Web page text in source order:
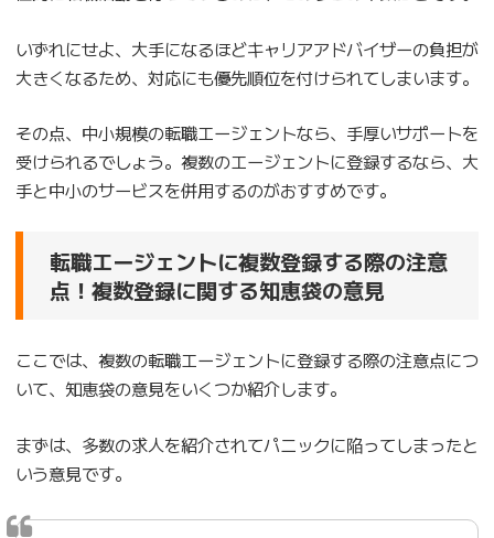
いずれにせよ、大手になるほどキャリアアドバイザーの負担が
大きくなるため、対応にも優先順位を付けられてしまいます。
その点、中小規模の転職エージェントなら、手厚いサポートを
受けられるでしょう。複数のエージェントに登録するなら、大
手と中小のサービスを併用するのがおすすめです。
転職エージェントに複数登録する際の注意
点！複数登録に関する知恵袋の意見
ここでは、複数の転職エージェントに登録する際の注意点につ
いて、知恵袋の意見をいくつか紹介します。
まずは、多数の求人を紹介されてパニックに陥ってしまったと
いう意見です。